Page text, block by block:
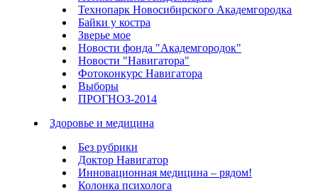
Технопарк Новосибирского Академгородка
Байки у костра
Зверье мое
Новости фонда "Академгородок"
Новости "Навигатора"
Фотоконкурс Навигатора
Выборы
ПРОГНОЗ-2014
Здоровье и медицина
Без рубрики
Доктор Навигатор
Инновационная медицина – рядом!
Колонка психолога